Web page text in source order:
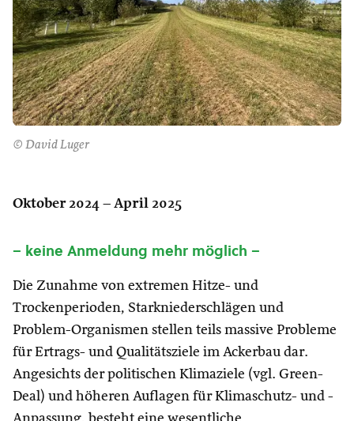
© David Luger
Oktober 2024 – April 2025
– keine Anmeldung mehr möglich –
Die Zunahme von extremen Hitze- und
Trockenperioden, Starkniederschlägen und
Problem-Organismen stellen teils massive Probleme
für Ertrags- und Qualitätsziele im Ackerbau dar.
Angesichts der politischen Klimaziele (vgl. Green-
Deal) und höheren Auflagen für Klimaschutz- und -